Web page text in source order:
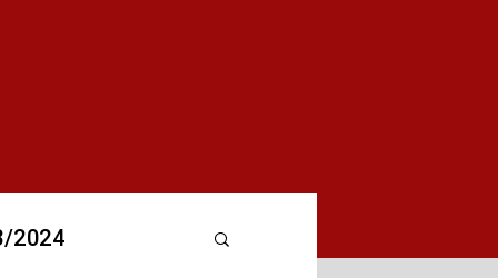
2024